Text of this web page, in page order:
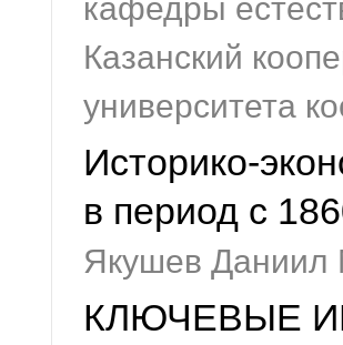
кафедры
Казанский
университета
Историко-
в период с
Якушев Даниил
КЛЮЧЕВЫЕ